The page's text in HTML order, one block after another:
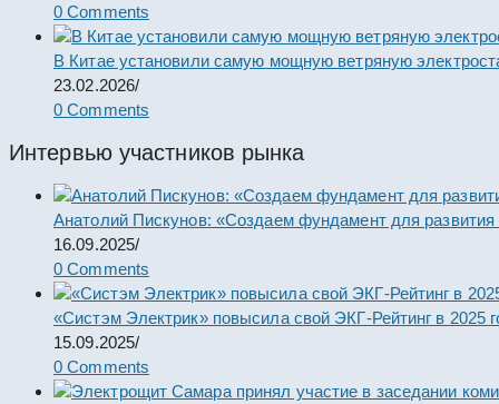
0 Comments
В Китае установили самую мощную ветряную
23.02.2026/
0 Comments
Интервью участников рынка
Анатолий Пискунов: «Создаем фундамент для развития
16.09.2025/
0 Comments
«Систэм Электрик» повысила свой ЭКГ-Рейтинг в 2025
15.09.2025/
0 Comments